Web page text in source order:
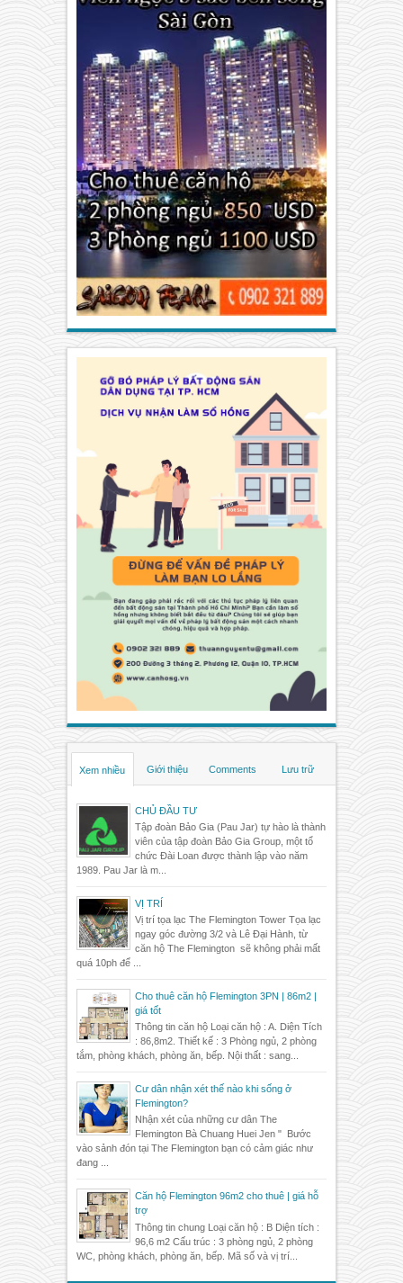
Xem nhiều Giới thiệu Comments Lưu trữ
CHỦ ĐẦU TƯ
Tập đoàn Bảo Gia (Pau Jar) tự hào là thành
viên của tập đoàn Bảo Gia Group, một tổ
chức Đài Loan được thành lập vào năm
1989. Pau Jar là m...
VỊ TRÍ
Vị trí tọa lạc The Flemington Tower Tọa lạc
ngay góc đường 3/2 và Lê Đại Hành, từ
căn hộ The Flemington sẽ không phải mất
quá 10ph để ...
Cho thuê căn hộ Flemington 3PN | 86m2 |
giá tốt
Thông tin căn hộ Loại căn hộ : A. Diện Tích
: 86,8m2. Thiết kế : 3 Phòng ngủ, 2 phòng
tắm, phòng khách, phòng ăn, bếp. Nội thất : sang...
Cư dân nhận xét thế nào khi sống ở
Flemington?
Nhận xét của những cư dân The
Flemington Bà Chuang Huei Jen " Bước
vào sảnh đón tại The Flemington bạn có cảm giác như
đang ...
Căn hộ Flemington 96m2 cho thuê | giá hỗ
trợ
Thông tin chung Loại căn hộ : B Diện tích :
96,6 m2 Cấu trúc : 3 phòng ngủ, 2 phòng
WC, phòng khách, phòng ăn, bếp. Mã số và vị trí...